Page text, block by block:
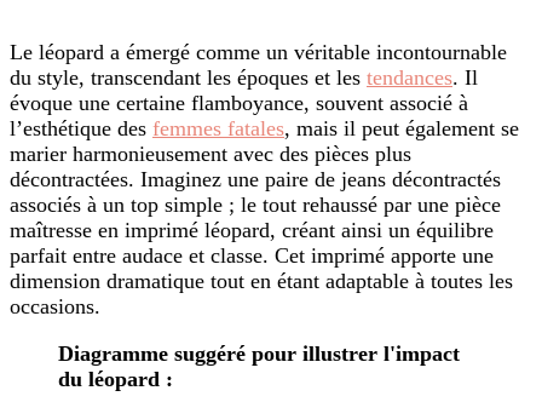
Le léopard a émergé comme un véritable incontournable
du style, transcendant les époques et les tendances. Il
évoque une certaine flamboyance, souvent associé à
l’esthétique des femmes fatales, mais il peut également se
marier harmonieusement avec des pièces plus
décontractées. Imaginez une paire de jeans décontractés
associés à un top simple ; le tout rehaussé par une pièce
maîtresse en imprimé léopard, créant ainsi un équilibre
parfait entre audace et classe. Cet imprimé apporte une
dimension dramatique tout en étant adaptable à toutes les
occasions.
Diagramme suggéré pour illustrer l'impact
du léopard :